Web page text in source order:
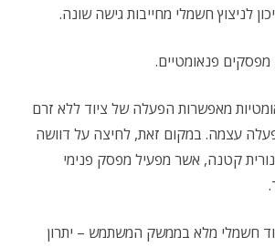
לניצוץ חשמלי מחייבות גישה שונה.
מפסקים פנאומטיים.
מאפשרות הפעלה של ציוד ללא זרם
עצמה. במקום זאת, לחיצה על דוושה
קטנה, אשר מפעיל מפסק פנימי
חשמלי מלא בממשק המשתמש – יתרון